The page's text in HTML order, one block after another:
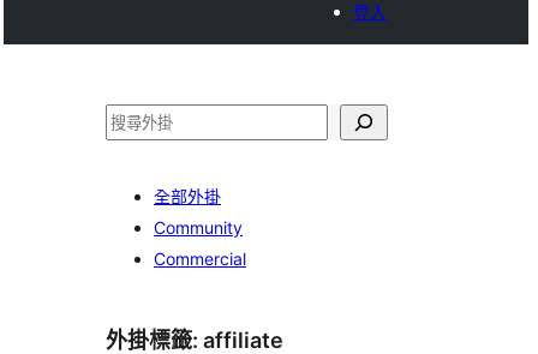
登入
搜
全部外掛
Community
Commercial
外掛標籤: affiliate